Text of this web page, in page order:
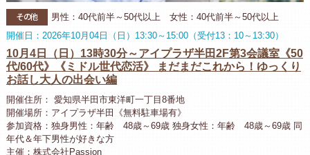
その他
男性：40代前半～50代以上 女性：40代前半～50代以上
開催日：2026年10月04日（日）13:30～15:00（受付13：10～13:30）
10月4日（日）13時30分～アイプラザ半田2F第3会議室《50
代/60代》《ミドル世代恋活》 まだまだこれから！ゆっくり
お話し大人の出会い編
開催住所： 愛知県半田市東洋町一丁目8番地
開催場所：アイプラザ半田《無料駐車場有》
参加資格：独身男性：年齢 48歳～69歳 独身女性：年齢 48歳～69歳 同
年代＆年下男性が好きな方
主催：株式会社Passion